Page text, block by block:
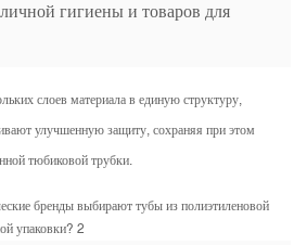
гигиены и товаров для
слоев материала в единую структуру,
улучшенную защиту, сохраняя при этом
тюбиковой трубки.